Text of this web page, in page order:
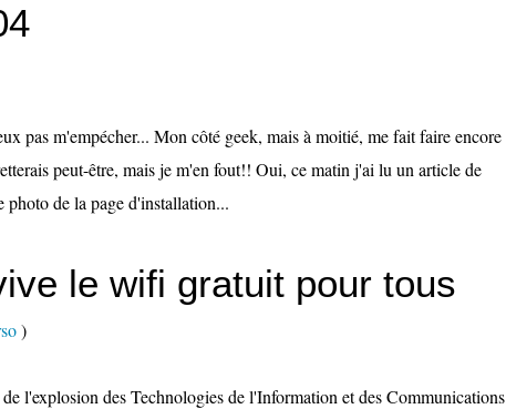
pas m'empécher... Mon côté geek, mais à moitié, me fait faire encore
peut-être, mais je m'en fout!! Oui, ce matin j'ai lu un article de
de la page d'installation...
le wifi gratuit pour tous
)
l'explosion des Technologies de l'Information et des Communications